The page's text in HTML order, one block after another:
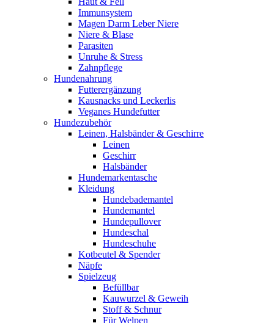
Immunsystem
Magen Darm Leber Niere
Niere & Blase
Parasiten
Unruhe & Stress
Zahnpflege
Hundenahrung
Futterergänzung
Kausnacks und Leckerlis
Veganes Hundefutter
Hundezubehör
Leinen, Halsbänder & Geschirre
Leinen
Geschirr
Halsbänder
Hundemarkentasche
Kleidung
Hundebademantel
Hundemantel
Hundepullover
Hundeschal
Hundeschuhe
Kotbeutel & Spender
Näpfe
Spielzeug
Befüllbar
Kauwurzel & Geweih
Stoff & Schnur
Für Welpen